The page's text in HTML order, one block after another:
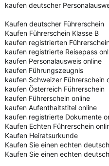
kaufen deutscher
Kaufen deutscher Führerschein
Kaufen Führerschein Klasse B
kaufen registrierten
kaufen registrierte Reisepass
kaufen Personalausweis online
kaufen Führungszeugnis
kaufen Schweizer Führerschein
kaufen Österreich Führerschein
kaufen Führerschein online
kaufen Aufenthaltstitel online
kaufen registrierte Dokumente
Kaufen Echten Führerschein
Kaufen Heiratsurkunde
Kaufen Sie einen echten
Kaufen Sie einen echten